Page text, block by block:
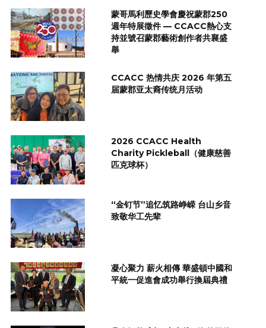
蒙哥馬利歷史學會慶祝蒙郡250
週年特展徵件 — CCACC熱心支
持並號召蒙郡藝術創作者共襄盛
舉
CCACC 热情共庆 2026 年第五
届蒙郡亚太裔传统月活动
2026 CCACC Health
Charity Pickleball（健康慈善
匹克球杯）
“金钉节”追忆筑路峥嵘 台山乡音
致敬华工先辈
凝心聚力 薪火相傳 華盛頓中國和
平統一促進會成功舉行換屆典禮